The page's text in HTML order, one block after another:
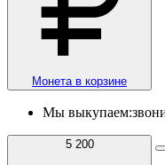
Монета в корзине
Мы выкупаем:
5 200